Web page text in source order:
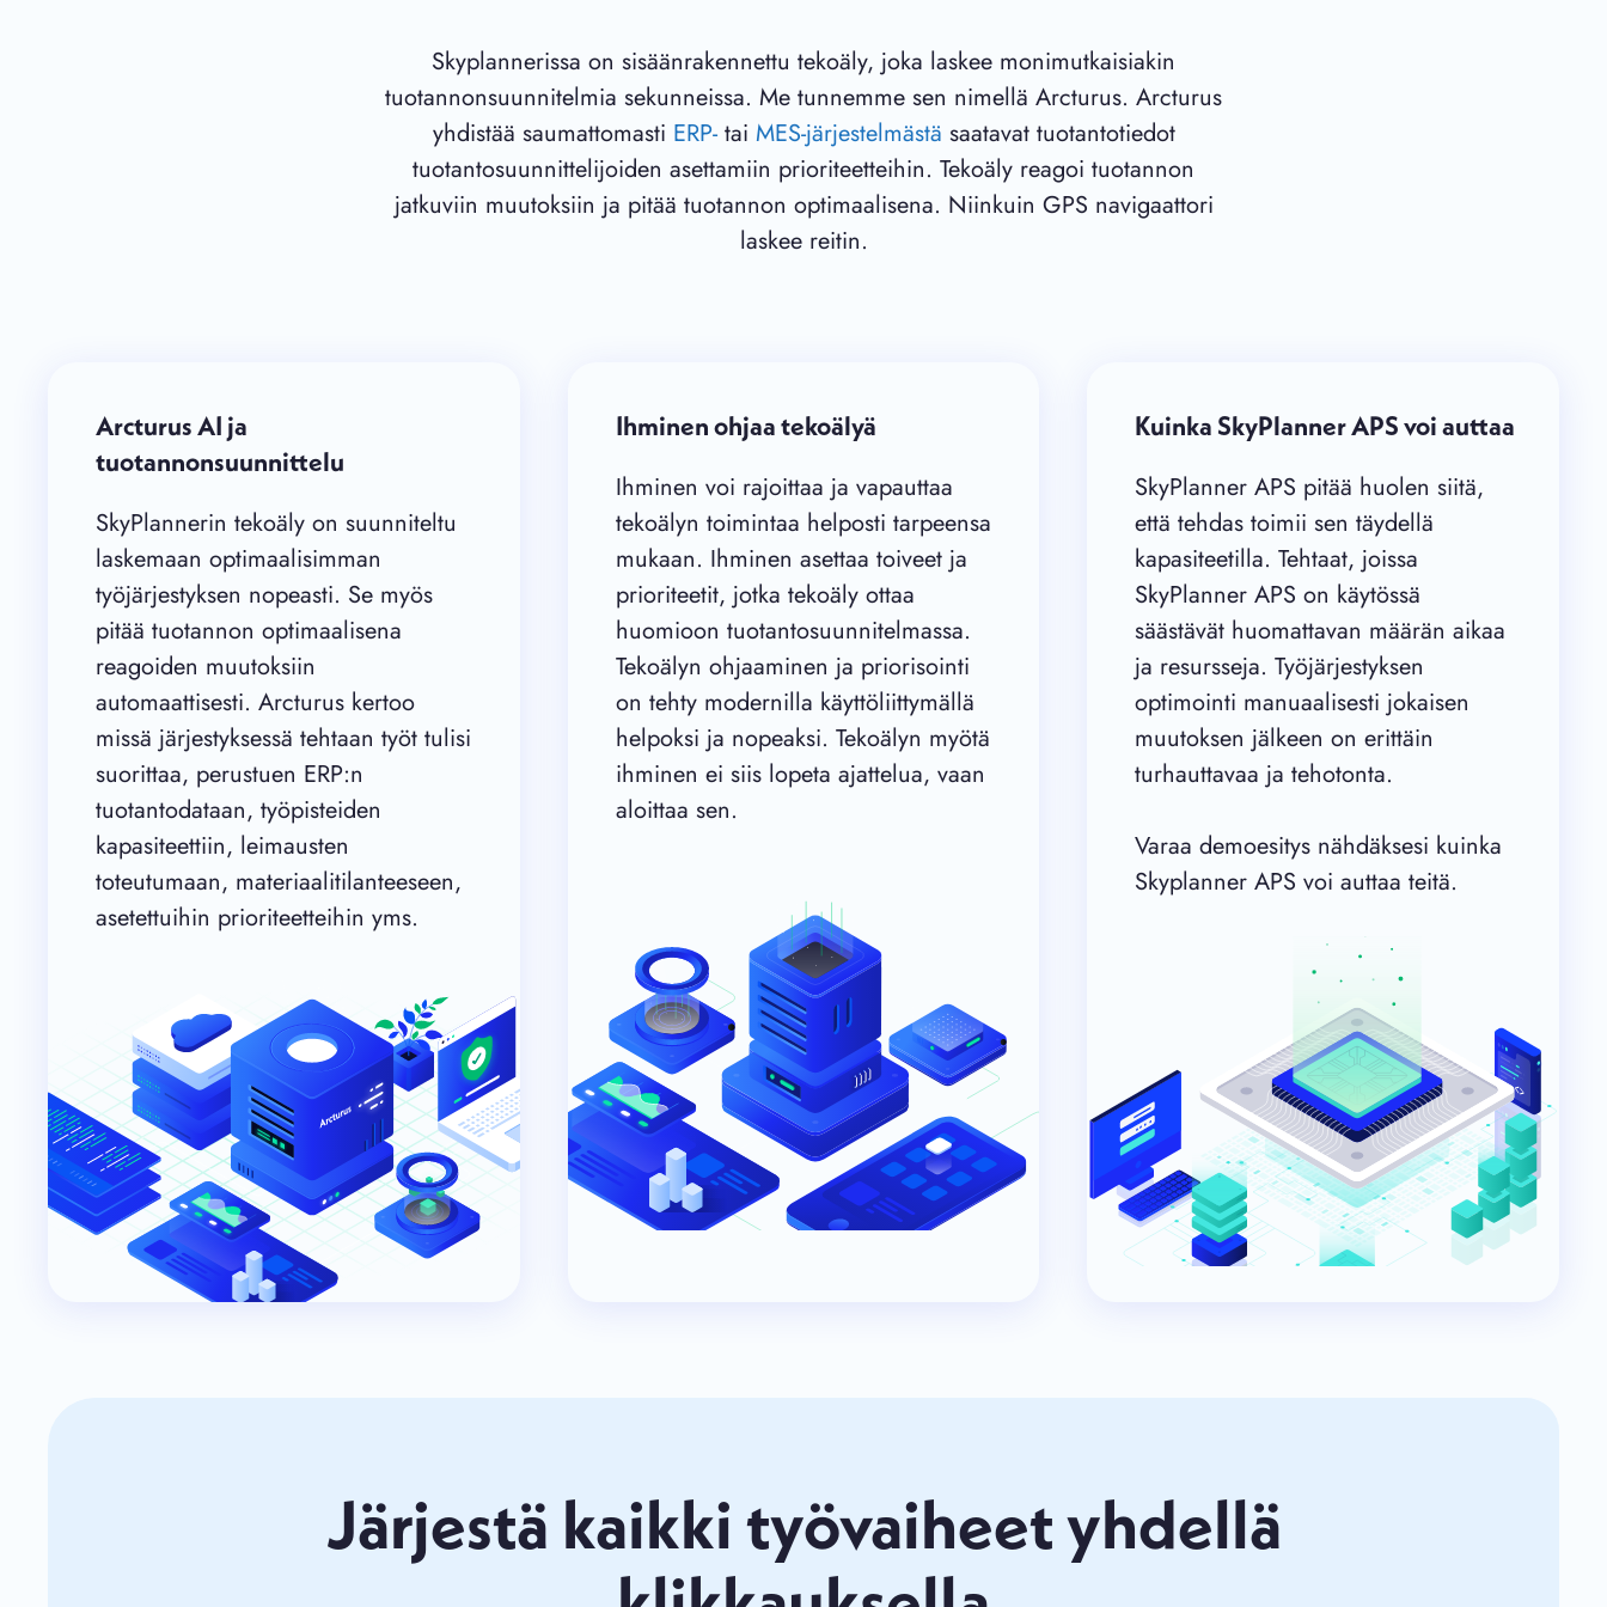
Skyplannerissa on sisäänrakennettu tekoäly, joka laskee monimutkaisiakin
tuotannonsuunnitelmia sekunneissa. Me tunnemme sen nimellä Arcturus. Arcturus
yhdistää saumattomasti ERP-tai MES-järjestelmästä saatavat tuotantotiedot
tuotantosuunnittelijoiden asettamiin prioriteetteihin. Tekoäly reagoi tuotannon
jatkuviin muutoksiin ja pitää tuotannon optimaalisena. Niinkuin GPS navigaattori
laskee reitin.
Arcturus AI ja
tuotannonsuunnittelu
SkyPlannerin tekoäly on suunniteltu
laskemaan optimaalisimman
työjärjestyksen nopeasti. Se myös
pitää tuotannon optimaalisena
reagoiden muutoksiin
automaattisesti. Arcturus kertoo
missä järjestyksessä tehtaan työt tulisi
suorittaa, perustuen ERP:n
tuotantodataan, työpisteiden
kapasiteettiin, leimausten
toteutumaan, materiaalitilanteeseen,
asetettuihin prioriteetteihin yms.
Ihminen ohjaa tekoälyä
Ihminen voi rajoittaa ja vapauttaa
tekoälyn toimintaa helposti tarpeensa
mukaan. Ihminen asettaa toiveet ja
prioriteetit, jotka tekoäly ottaa
huomioon tuotantosuunnitelmassa.
Tekoälyn ohjaaminen ja priorisointi
on tehty modernilla käyttöliittymällä
helpoksi ja nopeaksi. Tekoälyn myötä
ihminen ei siis lopeta ajattelua, vaan
aloittaa sen.
Kuinka SkyPlanner APS voi auttaa
SkyPlanner APS pitää huolen siitä,
että tehdas toimii sen täydellä
kapasiteetilla. Tehtaat, joissa
SkyPlanner APS on käytössä
säästävät huomattavan määrän aikaa
ja resursseja. Työjärjestyksen
optimointi manuaalisesti jokaisen
muutoksen jälkeen on erittäin
turhauttavaa ja tehotonta.
Varaa demoesitys nähdäksesi kuinka
Skyplanner APS voi auttaa teitä.
Järjestä kaikki työvaiheet yhdellä